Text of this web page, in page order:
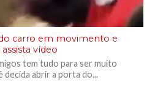
carro em movimento e
vídeo
tem tudo para ser muito
decida abrir a porta do...